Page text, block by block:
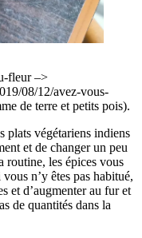
fleur –>
08/12/avez-vous-
de terre et petits pois).
plats végétariens indiens
et de changer un peu
routine, les épices vous
n’y êtes pas habitué,
et d’augmenter au fur et
de quantités dans la